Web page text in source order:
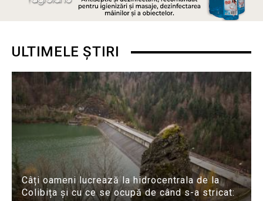
ULTIMELE ȘTIRI
Câți oameni lucrează la hidrocentrala de la
Colibița și cu ce se ocupă de când s-a stricat: